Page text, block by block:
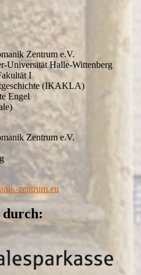
Zentrum e.V.
Universität Halle-Wittenberg
I
(IKAKLA)
Engel
Zentrum e.V.
zentrum.eu